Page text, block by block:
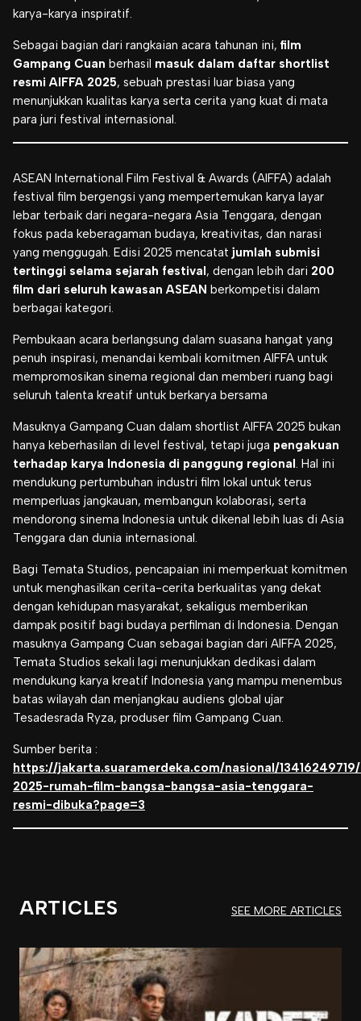
karya-karya inspiratif.
Sebagai bagian dari rangkaian acara tahunan ini, film
Gampang Cuan berhasil masuk dalam daftar shortlist
resmi AIFFA 2025, sebuah prestasi luar biasa yang
menunjukkan kualitas karya serta cerita yang kuat di mata
para juri festival internasional.
ASEAN International Film Festival & Awards (AIFFA) adalah
festival film bergengsi yang mempertemukan karya layar
lebar terbaik dari negara-negara Asia Tenggara, dengan
fokus pada keberagaman budaya, kreativitas, dan narasi
yang menggugah. Edisi 2025 mencatat jumlah submisi
tertinggi selama sejarah festival, dengan lebih dari 200
film dari seluruh kawasan ASEAN berkompetisi dalam
berbagai kategori.
Pembukaan acara berlangsung dalam suasana hangat yang
penuh inspirasi, menandai kembali komitmen AIFFA untuk
mempromosikan sinema regional dan memberi ruang bagi
seluruh talenta kreatif untuk berkarya bersama
Masuknya Gampang Cuan dalam shortlist AIFFA 2025 bukan
hanya keberhasilan di level festival, tetapi juga pengakuan
terhadap karya Indonesia di panggung regional. Hal ini
mendukung pertumbuhan industri film lokal untuk terus
memperluas jangkauan, membangun kolaborasi, serta
mendorong sinema Indonesia untuk dikenal lebih luas di Asia
Tenggara dan dunia internasional.
Bagi Temata Studios, pencapaian ini memperkuat komitmen
untuk menghasilkan cerita-cerita berkualitas yang dekat
dengan kehidupan masyarakat, sekaligus memberikan
dampak positif bagi budaya perfilman di Indonesia. Dengan
masuknya Gampang Cuan sebagai bagian dari AIFFA 2025,
Temata Studios sekali lagi menunjukkan dedikasi dalam
mendukung karya kreatif Indonesia yang mampu menembus
batas wilayah dan menjangkau audiens global ujar
Tesadesrada Ryza, produser film Gampang Cuan.
Sumber berita :
https://jakarta.suaramerdeka.com/nasional/
2025-rumah-film-bangsa-bangsa-asia-tenggara-
resmi-dibuka?page=3
ARTICLES SEE MORE ARTICLES